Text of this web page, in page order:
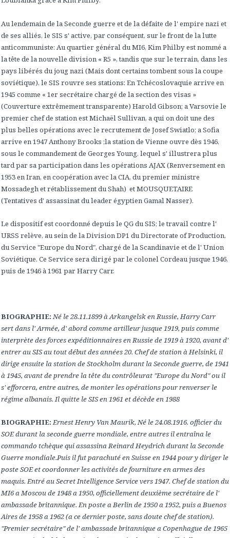
Au lendemain de la Seconde guerre et de la défaite de l' empire nazi et
de ses alliés, le SIS s' active, par conséquent, sur le front de la lutte
anticommuniste: Au quartier général du MI6, Kim Philby est nommé a
la tête de la nouvelle division « R5 », tandis que sur le terrain, dans les
pays libérés du joug nazi (Mais dont certains tombent sous la coupe
soviétique), le SIS rouvre ses stations: En Tchécoslovaquie arrive en
1945 comme « 1er secrétaire chargé de la section des visas »
(Couverture extrêmement transparente) Harold Gibson; a Varsovie le
premier chef de station est Michaël Sullivan, a qui on doit une des
plus belles opérations avec le recrutement de Josef Swiatlo; a Sofia
arrive en 1947 Anthony Brooks ;la station de Vienne ouvre dès 1946,
sous le commandement de Georges Young, lequel s' illustrera plus
tard par sa participation dans les opérations AJAX (Renversement en
1953 en Iran, en coopération avec la CIA, du premier ministre
Mossadegh et rétablissement du Shah) et MOUSQUETAIRE
(Tentatives d' assassinat du leader égyptien Gamal Nasser).
Le dispositif est coordonné depuis le QG du SIS; le travail contre l'
URSS relève, au sein de la Division DP1 du Directorate of Production,
du Service "Europe du Nord", chargé de la Scandinavie et de l' Union
Soviétique. Ce Service sera dirigé par le colonel Cordeau jusque 1946,
puis de 1946 à 1961 par Harry Carr.
BIOGRAPHIE: Né le 28.11.1899 à Arkangelsk en Russie, Harry Carr
sert dans l' Armée, d' abord comme artilleur jusque 1919, puis comme
interprète des forces expéditionnaires en Russie de 1919 à 1920, avant d'
entrer au SIS au tout début des années 20. Chef de station à Helsinki, il
dirige ensuite la station de Stockholm durant la Seconde guerre, de 1941
à 1945, avant de prendre la tête du contrôleurat "Europe du Nord" ou il
s' efforcera, entre autres, de monter les opérations pour renverser le
régime albanais. Il quitte le SIS en 1961 et décède en 1988
BIOGRAPHIE: Ernest Henry Van Maurik, Né le 24.08.1916. officier du
SOE durant la seconde guerre mondiale, entre autres il entraîna le
commando tchèque qui assassina Reinard Heydrich durant la Seconde
Guerre mondiale.Puis il fut parachuté en Suisse en 1944 pour y diriger le
poste SOE et coordonner les activités de fourniture en armes des
maquis. Entré au Secret Intelligence Service vers 1947. Chef de station du
MI6 aMoscou de 1948 a 1950, officiellement deuxième secrétaire de l'
ambassade britannique. En poste a Berlin de 1950 a 1952, puis a Buenos
Aires de 1958 a 1962 (a ce dernier poste, sans doute chef de station).
"Premier secrétaire" de l' ambassade britannique a Copenhague de 1965